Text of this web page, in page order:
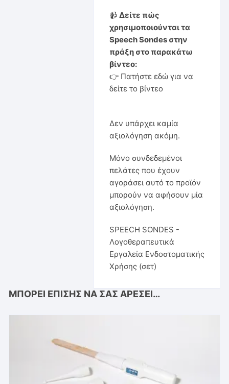
📹 Δείτε πώς
χρησιμοποιούνται τα
Speech Sondes στην
πράξη στο παρακάτω
βίντεο:
👉 Πατήστε εδώ για να
δείτε το βίντεο
Δεν υπάρχει καμία
αξιολόγηση ακόμη.
Μόνο συνδεδεμένοι
πελάτες που έχουν
αγοράσει αυτό το προϊόν
μπορούν να αφήσουν μία
αξιολόγηση.
SPEECH SONDES -
Λογοθεραπευτικά
Εργαλεία Ενδοστοματικής
Χρήσης (σετ)
ΜΠΟΡΕΊ ΕΠΊΣΗΣ ΝΑ ΣΑΣ ΑΡΈΣΕΙ…